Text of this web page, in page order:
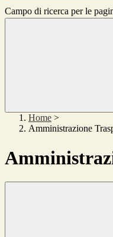
Campo di ricerca per le
Home >
Amministrazione